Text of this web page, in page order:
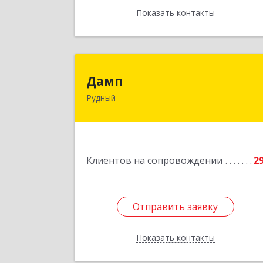
Показать контакты
Назад
Дамп
Рудный
Клиентов на сопровождении
Отправить заявку
Показать контакты
Отправить заявку
Назад